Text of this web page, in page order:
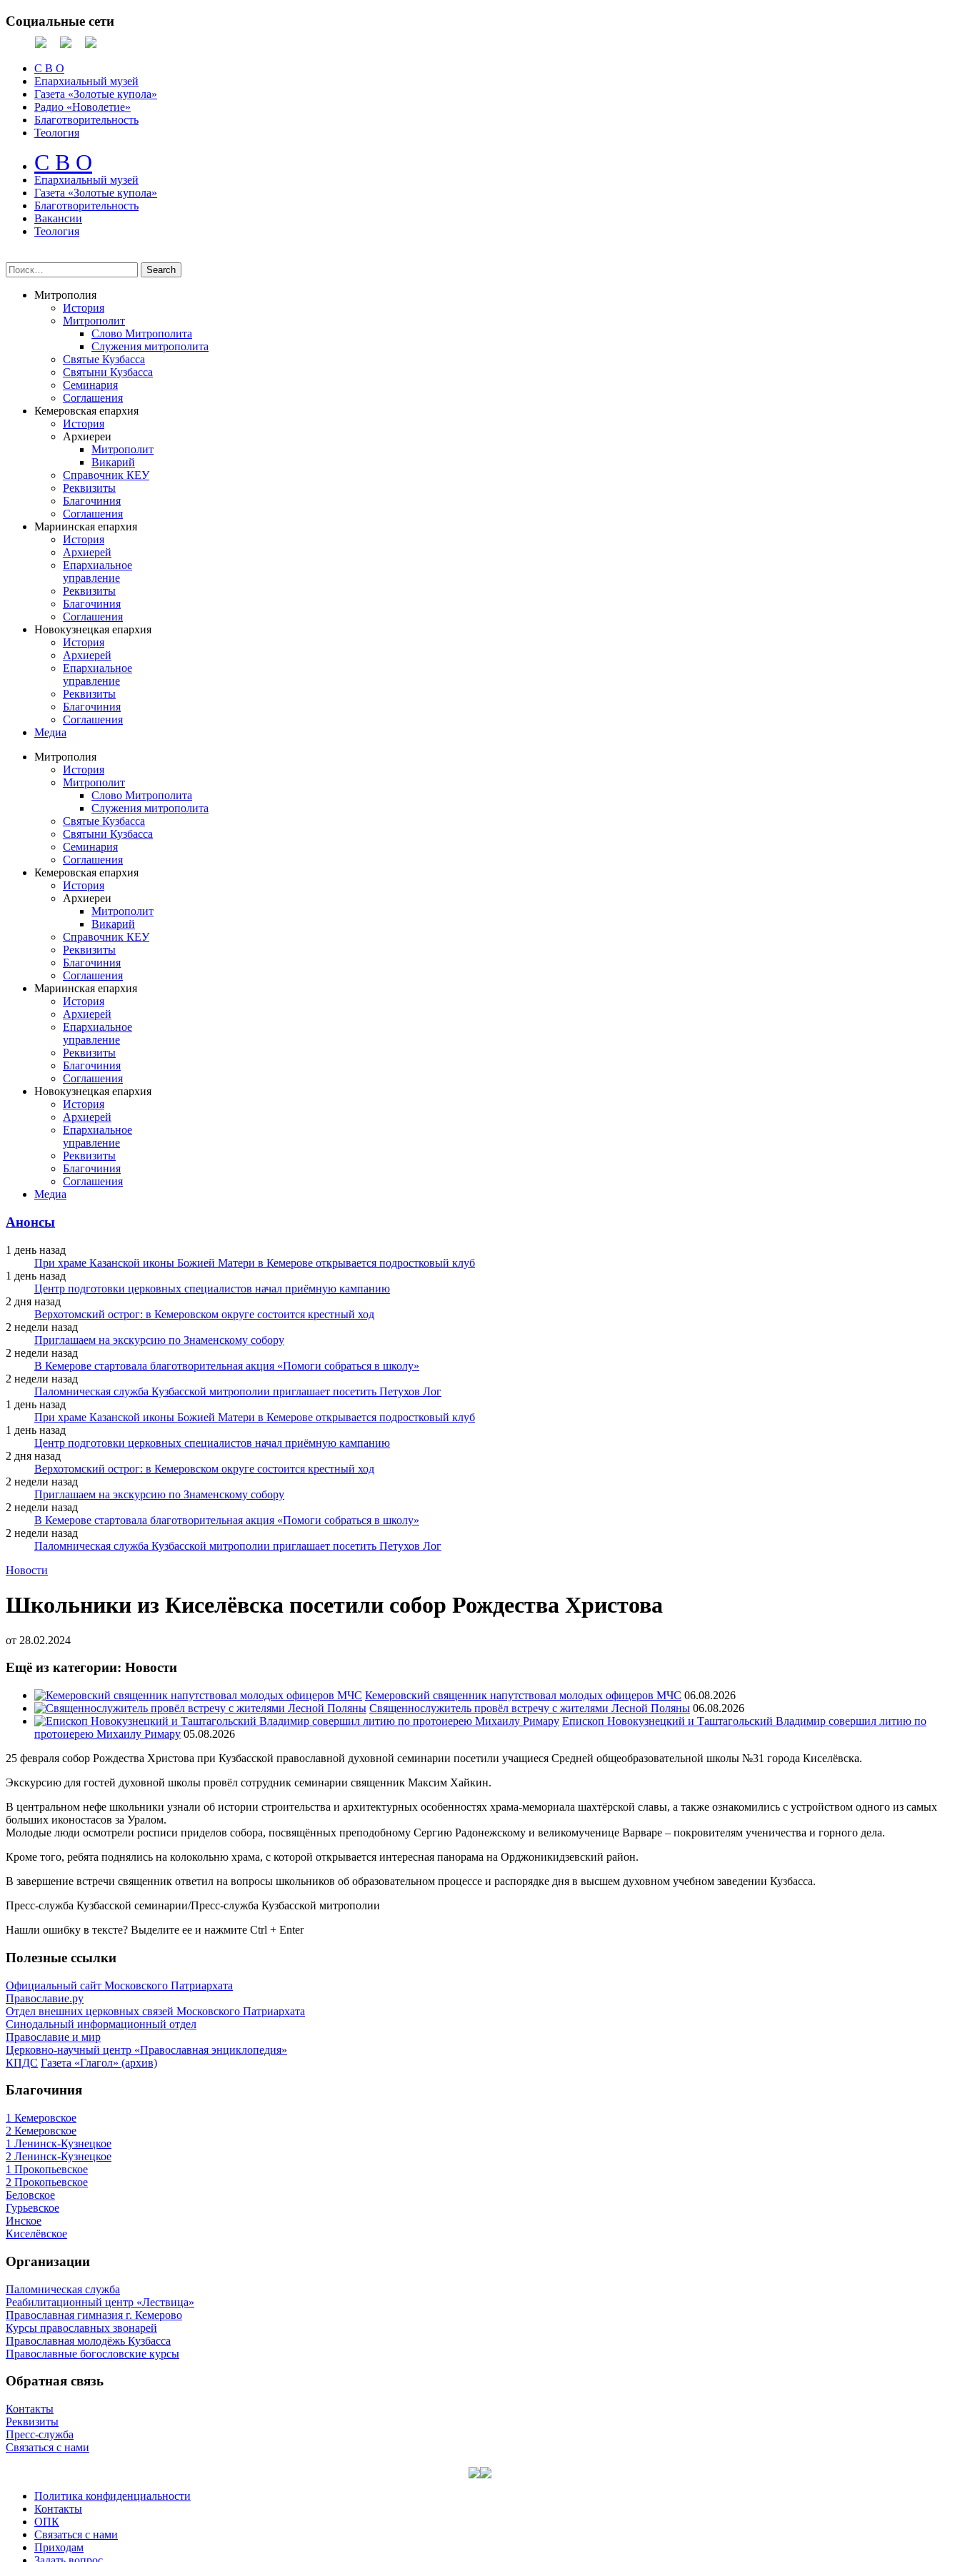
Социальные сети
С В О
Епархиальный музей
Газета «Золотые купола»
Радио «Новолетие»
Благотворительность
Теология
С В О
Епархиальный музeй
Газета «Золотые купола»
Благотворительность
Вакансии
Теология
Митрополия
История
Митрополит
Слово Митрополита
Служения митрополита
Святые Кузбасса
Святыни Кузбасса
Семинария
Соглашения
Кемеровская епархия
История
Архиереи
Митрополит
Викарий
Справочник КЕУ
Реквизиты
Благочиния
Соглашения
Мариинская епархия
История
Архиерей
Епархиальное
управление
Реквизиты
Благочиния
Соглашения
Новокузнецкая епархия
История
Архиерей
Епархиальное
управление
Реквизиты
Благочиния
Соглашения
Медиа
Митрополия
История
Митрополит
Слово Митрополита
Служения митрополита
Святые Кузбасса
Святыни Кузбасса
Семинария
Соглашения
Кемеровская епархия
История
Архиереи
Митрополит
Викарий
Справочник КЕУ
Реквизиты
Благочиния
Соглашения
Мариинская епархия
История
Архиерей
Епархиальное
управление
Реквизиты
Благочиния
Соглашения
Новокузнецкая епархия
История
Архиерей
Епархиальное
управление
Реквизиты
Благочиния
Соглашения
Медиа
Анонсы
1 день назад
При храме Казанской иконы Божией Матери в Кемерове открывается подростковый клуб
1 день назад
Центр подготовки церковных специалистов начал приёмную кампанию
2 дня назад
Верхотомский острог: в Кемеровском округе состоится крестный ход
2 недели назад
Приглашаем на экскурсию по Знаменскому собору
2 недели назад
В Кемерове стартовала благотворительная акция «Помоги собраться в школу»
2 недели назад
Паломническая служба Кузбасской митрополии приглашает посетить Петухов Лог
1 день назад
При храме Казанской иконы Божией Матери в Кемерове открывается подростковый клуб
1 день назад
Центр подготовки церковных специалистов начал приёмную кампанию
2 дня назад
Верхотомский острог: в Кемеровском округе состоится крестный ход
2 недели назад
Приглашаем на экскурсию по Знаменскому собору
2 недели назад
В Кемерове стартовала благотворительная акция «Помоги собраться в школу»
2 недели назад
Паломническая служба Кузбасской митрополии приглашает посетить Петухов Лог
Новости
Школьники из Киселёвска посетили собор Рождества Христова
от 28.02.2024
Ещё из категории: Новости
Кемеровский священник напутствовал молодых офицеров МЧС 06.08.2026
Священнослужитель провёл встречу с жителями Лесной Поляны 06.08.2026
Епископ Новокузнецкий и Таштагольский Владимир совершил литию по
протоиерею Михаилу Римару 05.08.2026
25 февраля собор Рождества Христова при Кузбасской православной духовной семинарии посетили учащиеся Средней общеобразовательной школы №31 города Киселёвска.
Экскурсию для гостей духовной школы провёл сотрудник семинарии священник Максим Хайкин.
В центральном нефе школьники узнали об истории строительства и архитектурных особенностях храма-мемориала шахтёрской славы, а также ознакомились с устройством одного из самых
больших иконостасов за Уралом.
Молодые люди осмотрели росписи приделов собора, посвящённых преподобному Сергию Радонежскому и великомученице Варваре – покровителям ученичества и горного дела.
Кроме того, ребята поднялись на колокольню храма, с которой открывается интересная панорама на Орджоникидзевский район.
В завершение встречи священник ответил на вопросы школьников об образовательном процессе и распорядке дня в высшем духовном учебном заведении Кузбасса.
Пресс-служба Кузбасской семинарии/Пресс-служба Кузбасской митрополии
Нашли ошибку в тексте? Выделите ее и нажмите Ctrl + Enter
Полезные ссылки
Официальный сайт Московского Патриархата
Православие.ру
Отдел внешних церковных связей Московского Патриархата
Синодальный информационный отдел
Православие и мир
Церковно-научный центр «Православная энциклопедия»
КПДС Газета «Глагол» (архив)
Благочиния
1 Кемеровское
2 Кемеровское
1 Ленинск-Кузнецкое
2 Ленинск-Кузнецкое
1 Прокопьевское
2 Прокопьевское
Беловское
Гурьевское
Инское
Киселёвское
Организации
Паломническая служба
Реабилитационный центр «Лествица»
Православная гимназия г. Кемерово
Курсы православных звонарей
Православная молодёжь Кузбасса
Православные богословские курсы
Обратная связь
Контакты
Реквизиты
Пресс-служба
Связаться с нами
Политика конфиденциальности
Контакты
ОПК
Связаться с нами
Приходам